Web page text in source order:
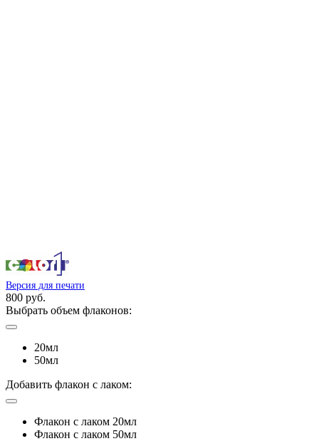
Версия для печати
800 руб.
Выбрать объем флаконов:
20мл
50мл
Добавить флакон с лаком:
Флакон с лаком 20мл
Флакон с лаком 50мл